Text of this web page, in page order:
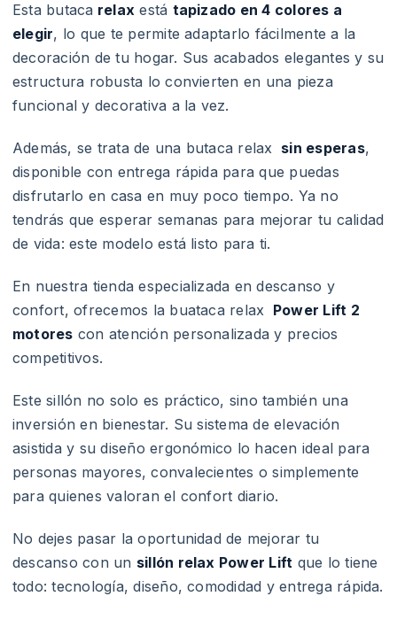
Esta butaca relax está tapizado en 4 colores a
elegir, lo que te permite adaptarlo fácilmente a la
decoración de tu hogar. Sus acabados elegantes y su
estructura robusta lo convierten en una pieza
funcional y decorativa a la vez.
Además, se trata de una butaca relax sin esperas,
disponible con entrega rápida para que puedas
disfrutarlo en casa en muy poco tiempo. Ya no
tendrás que esperar semanas para mejorar tu calidad
de vida: este modelo está listo para ti.
En nuestra tienda especializada en descanso y
confort, ofrecemos la buataca relax Power Lift 2
motores con atención personalizada y precios
competitivos.
Este sillón no solo es práctico, sino también una
inversión en bienestar. Su sistema de elevación
asistida y su diseño ergonómico lo hacen ideal para
personas mayores, convalecientes o simplemente
para quienes valoran el confort diario.
No dejes pasar la oportunidad de mejorar tu
descanso con un sillón relax Power Lift que lo tiene
todo: tecnología, diseño, comodidad y entrega rápida.